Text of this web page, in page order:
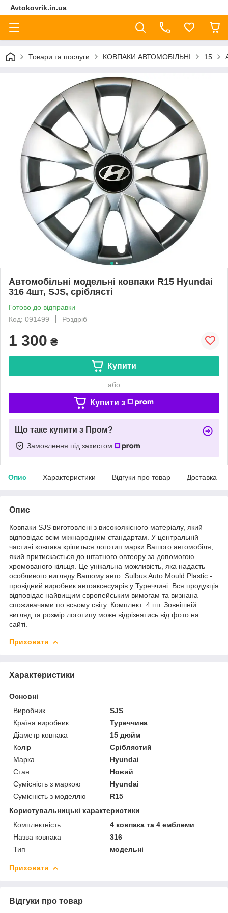
Avtokovrik.in.ua
Товари та послуги КОВПАКИ АВТОМОБІЛЬНІ 15
Автомобільні модельні ковпаки R15 Hyundai
316 4шт, SJS, сріблясті
Готово до відправки
Код: 091499
Роздріб
1 300 ₴
Купити
або
Купити з
Що таке купити з Пром?
Замовлення під захистом
Опис Характеристики Відгуки про товар Доставка
Опис
Ковпаки SJS виготовлені з високоякісного матеріалу, який
відповідає всім міжнародним стандартам. У центральній
частині ковпака кріпиться логотип марки Вашого автомобіля,
який притискається до штатного овтеору за допомогою
хромованого кільця. Це унікальна можливість, яка надасть
особливого вигляду Вашому авто. Sulbus Auto Mould Plastic -
провідний виробник автоаксесуарів у Туреччині. Вся продукція
відповідає найвищим європейським вимогам та визнана
споживачами по всьому світу. Комплект: 4 шт. Зовнішній
вигляд та розмір логотипу може відрізнятись від фото на
сайті.
Приховати
Характеристики
Основні
Виробник
SJS
Країна виробник
Туреччина
Діаметр ковпака
15 дюйм
Колір
Сріблястий
Марка
Hyundai
Стан
Новий
Сумісність з маркою
Hyundai
Сумісність з моделлю
R15
Користувальницькі характеристики
Комплектність
4 ковпака та 4 емблеми
Назва ковпака
316
Тип
модельні
Приховати
Відгуки про товар